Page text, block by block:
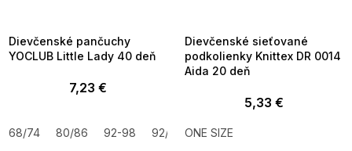
Dievčenské pančuchy
YOCLUB Little Lady 40 deň
7,23 €
68/74 80/86 92-98 92/98 104/110
Dievčenské sieťované
podkolienky Knittex DR 0014
Aida 20 deň
5,33 €
ONE SIZE